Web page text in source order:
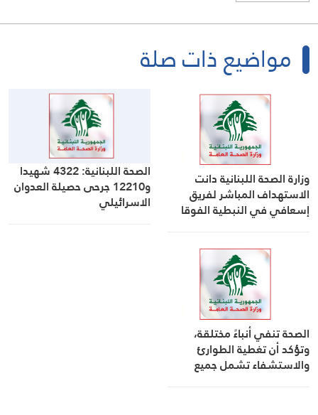
مواضيع ذات صلة
وزارة الصحة اللبنانية دانت
الاستهداف المباشر لفريق
إسعافي في النبطية الفوقا
الصحة اللبنانية: 4322 شهيدا
و12210 جرحى حصيلة العدوان
الاسرائيلي
الصحة تنفي أنباءً مختلقة،
وتؤكد أن تغطية الطوارئ
والاستشفاء تشمل جميع